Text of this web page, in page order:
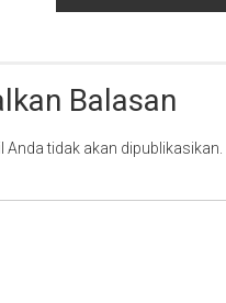
Balasan
Anda tidak akan dipublikasikan.